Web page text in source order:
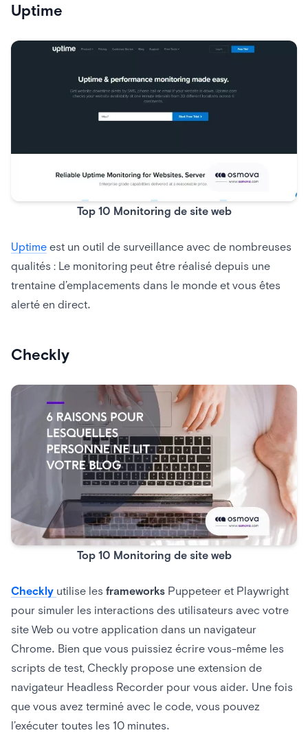
Uptime
Top 10 Monitoring de site web
Uptime est un outil de surveillance avec de nombreuses
qualités : Le monitoring peut être réalisé depuis une
trentaine d’emplacements dans le monde et vous êtes
alerté en direct.
Checkly
Top 10 Monitoring de site web
Checkly utilise les frameworks Puppeteer et Playwright
pour simuler les interactions des utilisateurs avec votre
site Web ou votre application dans un navigateur
Chrome. Bien que vous puissiez écrire vous-même les
scripts de test, Checkly propose une extension de
navigateur Headless Recorder pour vous aider. Une fois
que vous avez terminé avec le code, vous pouvez
l’exécuter toutes les 10 minutes.